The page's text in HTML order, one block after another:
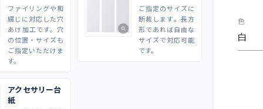
ファイリングや和
綴じに対応した穴
あけ加工です。穴
の位置・サイズも
ご指定いただけま
す。
zoom_in
ご指定のサイズに
断裁します。長方
形であれば自由な
サイズで対応可能
です。
アクセサリー台
紙
色